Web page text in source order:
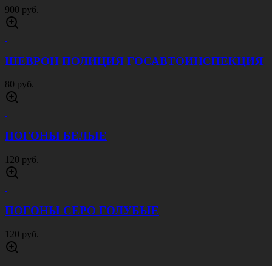
900 руб.
ШЕВРОН ПОЛИЦИЯ ГОСАВТОИНСПЕКЦИЯ
80 руб.
ПОГОНЫ БЕЛЫЕ
120 руб.
ПОГОНЫ СЕРО ГОЛУБЫЕ
120 руб.